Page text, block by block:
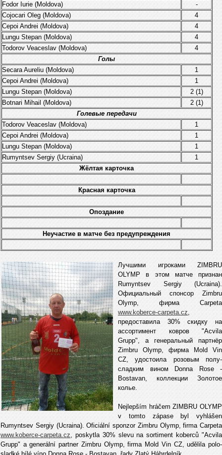
Fodor Iurie (Moldova)
-
Cojocari Oleg (Moldova)
4
Cepoi Andrei (Moldova)
4
Lungu Stepan (Moldova)
4
Todorov Veaceslav (Moldova)
4
Голы
Secara Aureliu (Moldova)
1
Cepoi Andrei (Moldova)
1
Lungu Stepan (Moldova)
2 (1)
Botnari Mihail (Moldova)
2 (1)
Голевые передачи
Todorov Veaceslav (Moldova)
1
Cepoi Andrei (Moldova)
1
Lungu Stepan (Moldova)
1
Rumyntsev Sergiy (Ucraina)
1
Жёлтая карточка
Красная карточка
Опоздание
Неучастие в матче без предупреждения
Лучшими игроками ZIMBRU
OLYMP в этом матче признан
Rumyntsev Sergiy (Ucraina).
Официальный спонсор Zimbru
Olymp, фирма Carpeta
www.koberce-carpeta.cz,
предоставила 30% скидку на
ассортимент ковров "Acvila
Grupp", а генеральный партнёр
Zimbru Olymp, фирма Mold Vin
CZ, удостоила розовым полу-
сладким вином Donna Rose -
Bostavan, коллекции Золотое
колье.
Nejlepším hráčem ZIMBRU OLYMP
v tomto zápase byl vyhlášen
Rumyntsev Sergiy (Ucraina). Oficiální sponzor Zimbru Olymp, firma Carpeta
www.koberce-carpeta.cz, poskytla 30% slevu na sortiment koberců "Acvila
Grupp" a generální partner Zimbru Olymp, firma Mold Vin CZ, udělila polo-